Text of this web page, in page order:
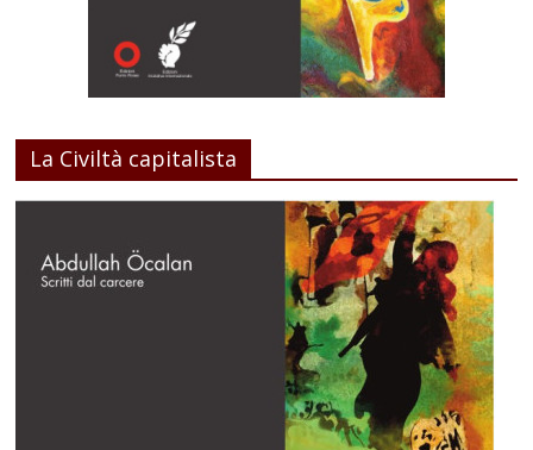
La Civiltà capitalista